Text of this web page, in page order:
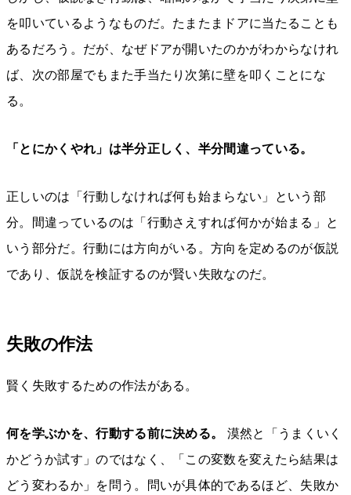
を叩いているようなものだ。たまたまドアに当たることも
あるだろう。だが、なぜドアが開いたのかがわからなけれ
ば、次の部屋でもまた手当たり次第に壁を叩くことにな
る。
「とにかくやれ」は半分正しく、半分間違っている。
正しいのは「行動しなければ何も始まらない」という部
分。間違っているのは「行動さえすれば何かが始まる」と
いう部分だ。行動には方向がいる。方向を定めるのが仮説
であり、仮説を検証するのが賢い失敗なのだ。
失敗の作法
賢く失敗するための作法がある。
何を学ぶかを、行動する前に決める。
漠然と「うまくいく
かどうか試す」のではなく、「この変数を変えたら結果は
どう変わるか」を問う。問いが具体的であるほど、失敗か